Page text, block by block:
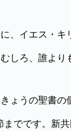
、イエス・キ
しろ、誰より
ょうの聖書の
でです。新